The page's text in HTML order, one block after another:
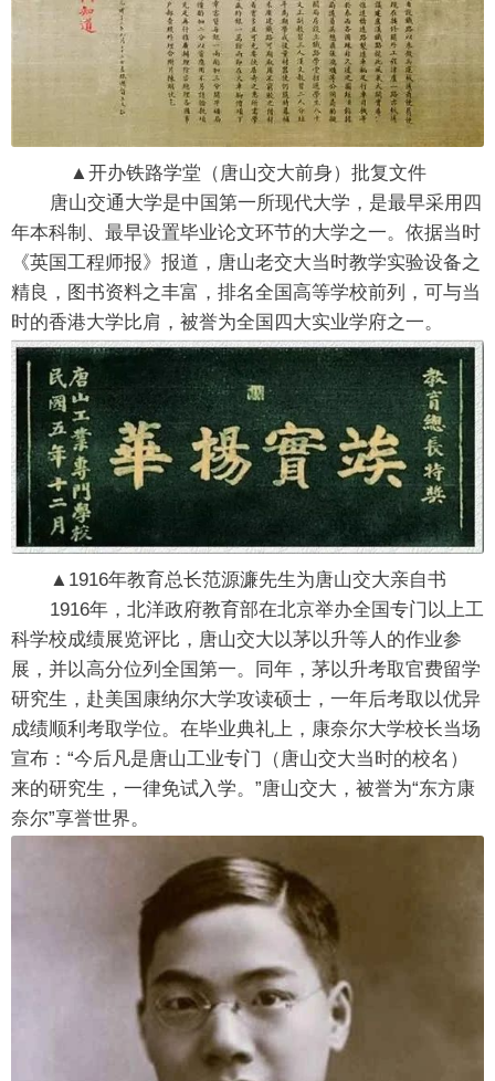
▲开办铁路学堂（唐山交大前身）批复文件
唐山交通大学是中国第一所现代大学，是最早采用四
年本科制、最早设置毕业论文环节的大学之一。依据当时
《英国工程师报》报道，唐山老交大当时教学实验设备之
精良，图书资料之丰富，排名全国高等学校前列，可与当
时的香港大学比肩，被誉为全国四大实业学府之一。
▲1916年教育总长范源濂先生为唐山交大亲自书
1916年，北洋政府教育部在北京举办全国专门以上工
科学校成绩展览评比，唐山交大以茅以升等人的作业参
展，并以高分位列全国第一。同年，茅以升考取官费留学
研究生，赴美国康纳尔大学攻读硕士，一年后考取以优异
成绩顺利考取学位。在毕业典礼上，康奈尔大学校长当场
宣布：“今后凡是唐山工业专门（唐山交大当时的校名）
来的研究生，一律免试入学。”唐山交大，被誉为“东方康
奈尔”享誉世界。